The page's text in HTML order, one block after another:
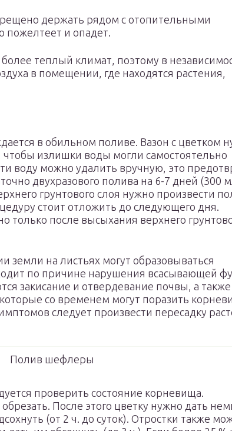
держать рядом с отопительными
пожелтеет и опадет.
теплый климат, поэтому в
в помещении, где находятся растения,
в обильном поливе. Вазон с цветком
излишки воды могли самостоятельно
воду можно удалить вручную, это
двухразового полива на 6-7 дней (300
грунтового слоя нужно произвести
стоит отложить до следующего дня.
только после высыхания верхнего
земли на листьях могут образовываться
по причине нарушения всасывающей
закисание и отвердевание почвы, а также
со временем могут поразить
следует произвести пересадку
Полив шефлеры
проверить состояние корневища.
После этого цветку нужно дать
(от 2 ч. до суток). Отростки также